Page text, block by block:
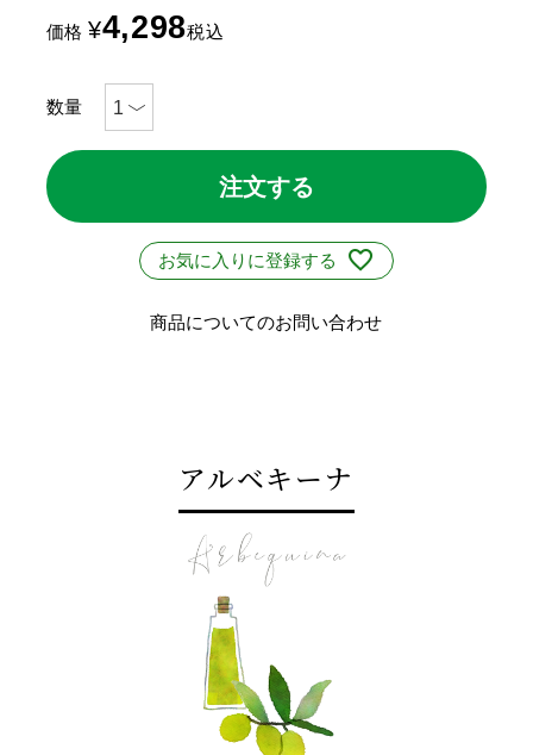
価格 ¥4,298税込
注文する
お気に入りに登録する
商品についてのお問い合わせ
アルベキーナ